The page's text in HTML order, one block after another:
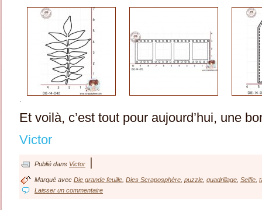
.
Et voilà, c’est tout pour aujourd’hui, une
Victor
Publié dans Victor
Marqué avec Die grande feuille Dies Scraposphère puzzle quadrillage Selfie
Laisser un commentaire